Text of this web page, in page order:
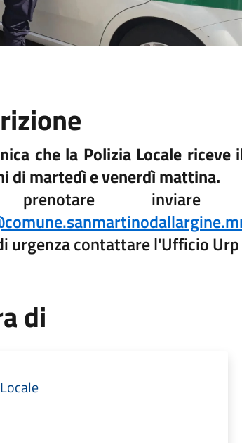
che la Polizia Locale
di martedì e venerdì mattina.
urgenza contattare l'Ufficio
di